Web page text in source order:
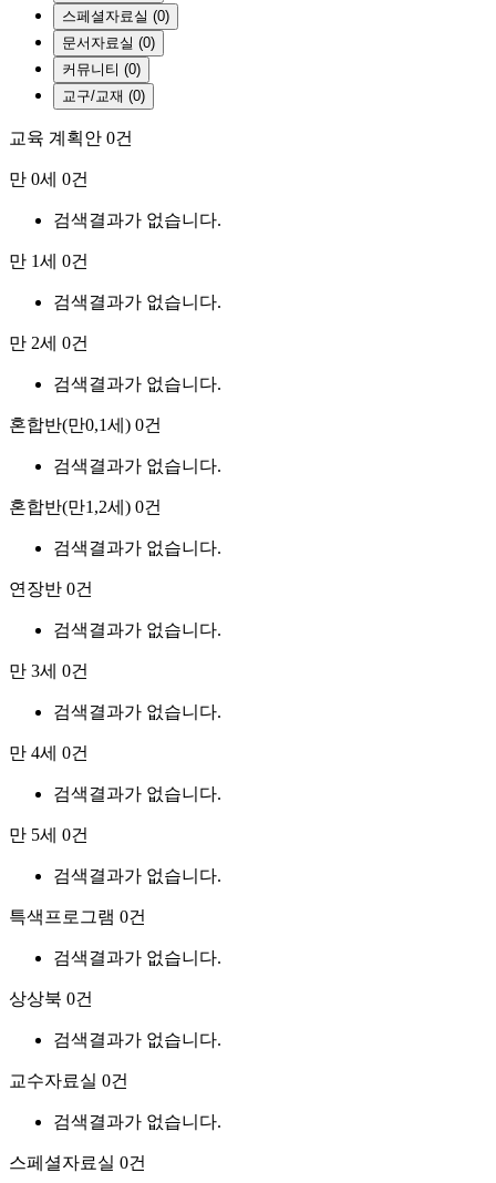
스페셜자료실 (0)
문서자료실 (0)
커뮤니티 (0)
교구/교재 (0)
교육 계획안 0건
만 0세 0건
검색결과가 없습니다.
만 1세 0건
검색결과가 없습니다.
만 2세 0건
검색결과가 없습니다.
혼합반(만0,1세) 0건
검색결과가 없습니다.
혼합반(만1,2세) 0건
검색결과가 없습니다.
연장반 0건
검색결과가 없습니다.
만 3세 0건
검색결과가 없습니다.
만 4세 0건
검색결과가 없습니다.
만 5세 0건
검색결과가 없습니다.
특색프로그램 0건
검색결과가 없습니다.
상상북 0건
검색결과가 없습니다.
교수자료실 0건
검색결과가 없습니다.
스페셜자료실 0건